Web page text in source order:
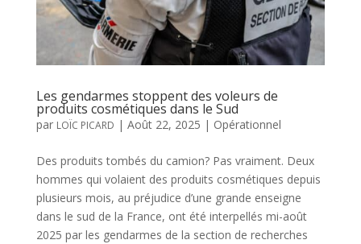
Les gendarmes stoppent des voleurs de
produits cosmétiques dans le Sud
par LOÏC PICARD | Août 22, 2025 | Opérationnel
Des produits tombés du camion? Pas vraiment. Deux
hommes qui volaient des produits cosmétiques depuis
plusieurs mois, au préjudice d’une grande enseigne
dans le sud de la France, ont été interpellés mi-août
2025 par les gendarmes de la section de recherches